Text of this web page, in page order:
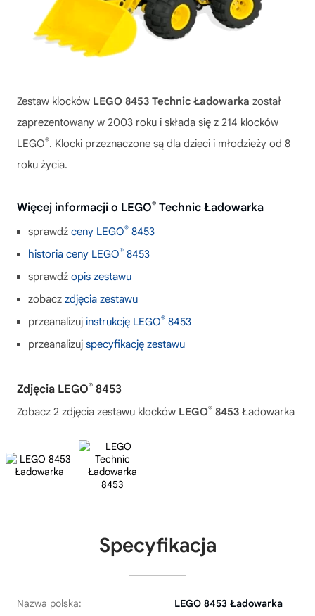
Zestaw klocków LEGO 8453 Technic Ładowarka został
zaprezentowany w 2003 roku i składa się z 214 klocków
LEGO®. Klocki przeznaczone są dla dzieci i młodzieży od 8
roku życia.
Więcej informacji o LEGO® Technic Ładowarka
sprawdź ceny LEGO® 8453
historia ceny LEGO® 8453
sprawdź opis zestawu
zobacz zdjęcia zestawu
przeanalizuj instrukcję LEGO® 8453
przeanalizuj specyfikację zestawu
Zdjęcia LEGO® 8453
Zobacz 2 zdjęcia zestawu klocków LEGO® 8453 Ładowarka
Specyfikacja
Nazwa polska: LEGO 8453 Ładowarka